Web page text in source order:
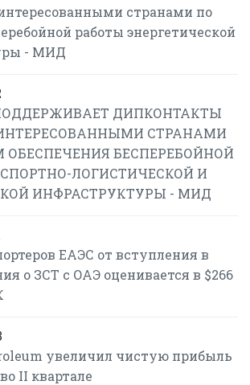
странами по
работы энергетической
- МИД
ДИПКОНТАКТЫ
СТРАНАМИ
БЕСПЕРЕБОЙНОЙ
ЛОГИСТИЧЕСКОЙ И
ИНФРАСТРУКТУРЫ - МИД
ЕАЭС от вступления в
о ЗСТ с ОАЭ оценивается в $266
увеличил чистую прибыль
II квартале